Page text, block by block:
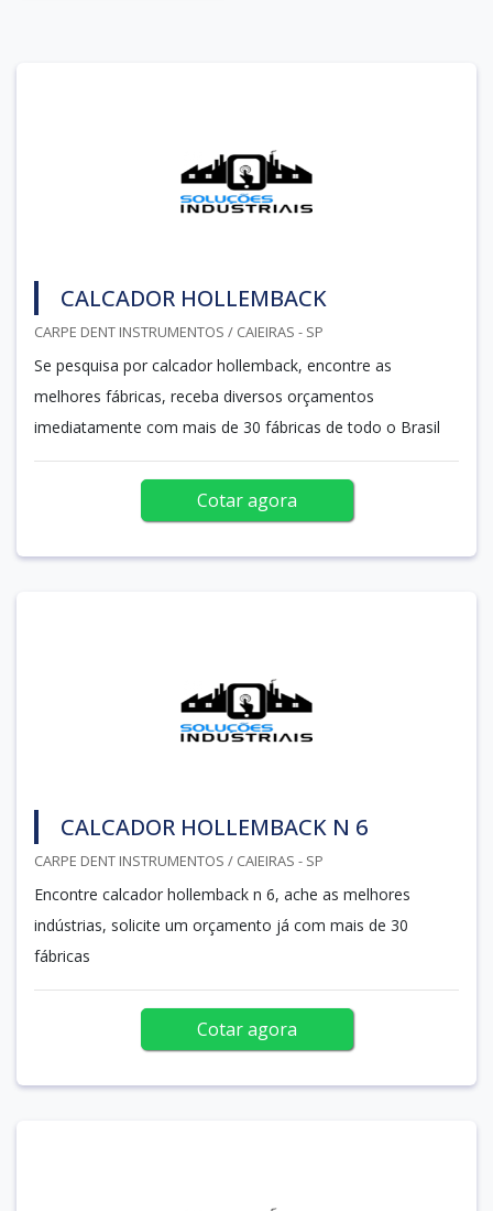
CALCADOR HOLLEMBACK
CARPE DENT INSTRUMENTOS / CAIEIRAS - SP
Se pesquisa por calcador hollemback, encontre as
melhores fábricas, receba diversos orçamentos
imediatamente com mais de 30 fábricas de todo o Brasil
Cotar agora
CALCADOR HOLLEMBACK N 6
CARPE DENT INSTRUMENTOS / CAIEIRAS - SP
Encontre calcador hollemback n 6, ache as melhores
indústrias, solicite um orçamento já com mais de 30
fábricas
Cotar agora